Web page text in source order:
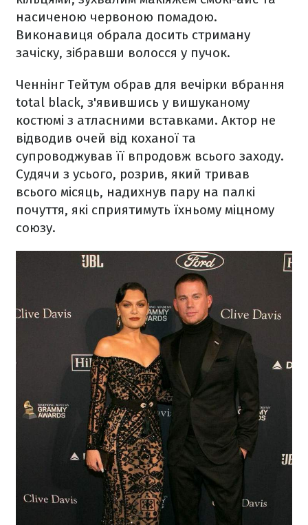
насиченою червоною помадою.
Виконавиця обрала досить стриману
зачіску, зібравши волосся у пучок.
Ченнінг Тейтум обрав для вечірки вбрання
total black, з'явившись у вишуканому
костюмі з атласними вставками. Актор не
відводив очей від коханої та
супроводжував її впродовж всього заходу.
Судячи з усього, розрив, який тривав
всього місяць, надихнув пару на палкі
почуття, які сприятимуть їхньому міцному
союзу.